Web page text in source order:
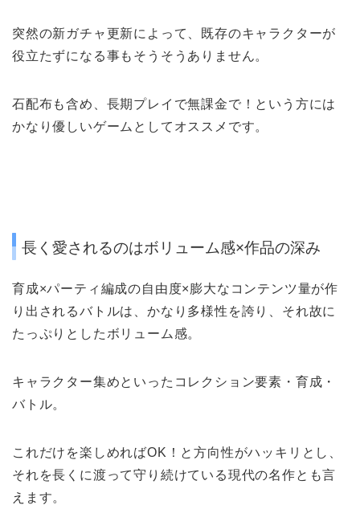
突然の新ガチャ更新によって、既存のキャラクターが
役立たずになる事もそうそうありません。
石配布も含め、長期プレイで無課金で！という方には
かなり優しいゲーム としてオススメです。
長く愛されるのはボリューム感×作品の深み
育成×パーティ編成の自由度×膨大なコンテンツ量が作
り出されるバトルは、かなり 多様性を誇り、それ故に
たっぷりとしたボリューム感。
キャラクター集めといったコレクション要素・ 育成・
バトル。
これだけを楽しめればOK！と方向性がハッキリとし、
それを長くに渡って守り続けている現代の名作とも言
えます。